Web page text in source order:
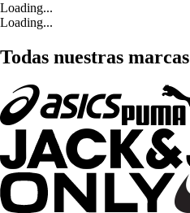
Loading...
Loading...
Todas nuestras marcas